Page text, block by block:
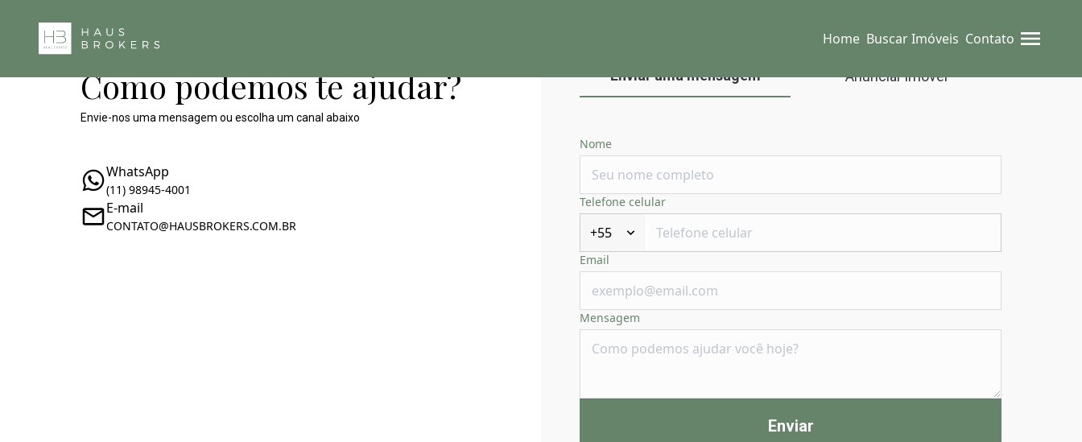
Home Buscar Imóveis Contato
Como podemos te ajudar?
Envie-nos uma mensagem ou escolha um canal abaixo
WhatsApp
(11) 98945-4001
E-mail
CONTATO@HAUSBROKERS.COM.BR
Enviar uma mensagem Anunciar imóvel
Nome
Telefone celular
+55
Email
Mensagem
Enviar